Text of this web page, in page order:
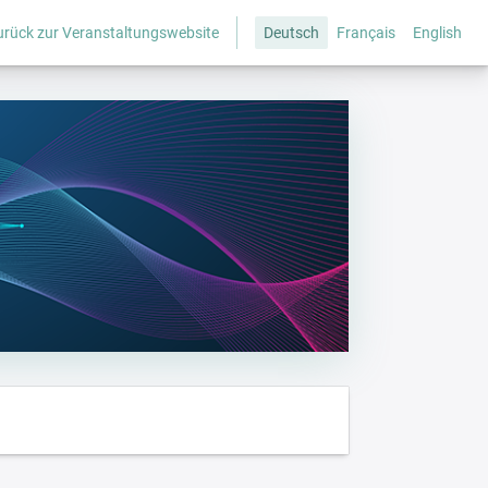
zur Veranstaltungswebsite Deutsch Français English